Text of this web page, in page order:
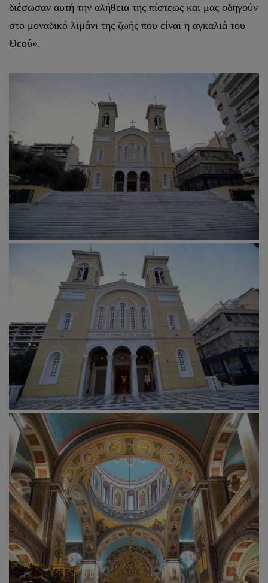
διέσωσαν αυτή την αλήθεια της πίστεως και μας οδηγούν
στο μοναδικό λιμάνι της ζωής που είναι η αγκαλιά του
Θεού».